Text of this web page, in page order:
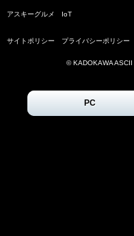
アスキーグルメ IoT
サイトポリシー プライバシーポリシー
© KADOKAWA
PC